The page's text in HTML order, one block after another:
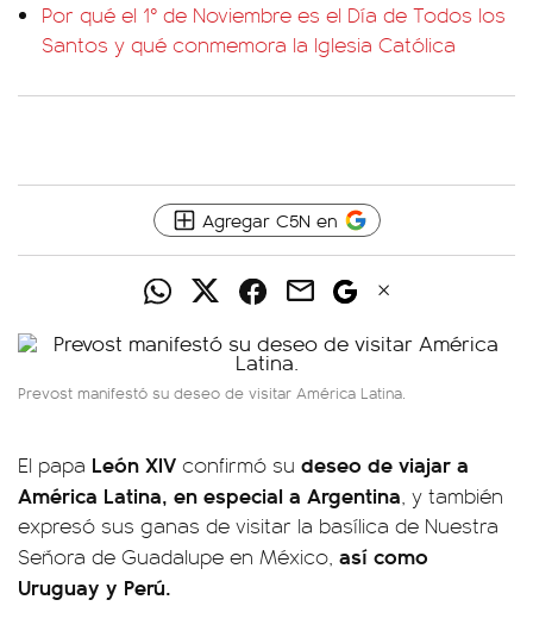
Por qué el 1° de Noviembre es el Día de Todos los
Santos y qué conmemora la Iglesia Católica
Agregar C5N en
Prevost manifestó su deseo de visitar América Latina.
El papa León XIV confirmó su deseo de viajar a
América Latina, en especial a Argentina, y también
expresó sus ganas de visitar la basílica de Nuestra
Señora de Guadalupe en México, así como
Uruguay y Perú.